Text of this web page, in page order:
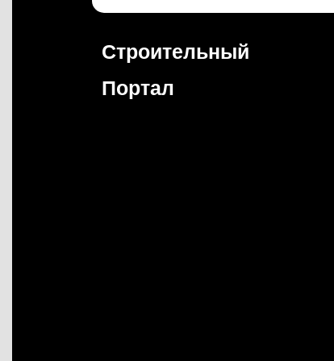
Строительный
Портал